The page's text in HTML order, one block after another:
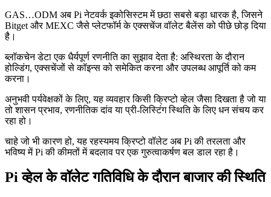
GAS…ODM अब Pi नेटवर्क इकोसिस्टम में छठा सबसे बड़ा धारक है, जिसने
Bitget और MEXC जैसे प्लेटफॉर्म के एक्सचेंज वॉलेट बैलेंस को पीछे छोड़ दिया
है।
ब्लॉकचेन डेटा एक धैर्यपूर्ण रणनीति का सुझाव देता है: अस्थिरता के दौरान
होल्डिंग, एक्सचेंजों से कॉइन्स को समेकित करना और उपलब्ध आपूर्ति को कम
करना।
अनुभवी पर्यवेक्षकों के लिए, यह व्यवहार किसी क्रिप्टो व्हेल जैसा दिखता है जो या
तो शासन प्रभाव, रणनीतिक दांव या प्री-लिस्टिंग स्थिति के लिए धन संचय कर
रहा हो।
चाहे जो भी कारण हो, यह रहस्यमय क्रिप्टो वॉलेट अब Pi की तरलता और
भविष्य में Pi की कीमतों में बदलाव पर एक गुरुत्वाकर्षण बल डाल रहा है।
Pi व्हेल के वॉलेट गतिविधि के दौरान बाजार की स्थिति